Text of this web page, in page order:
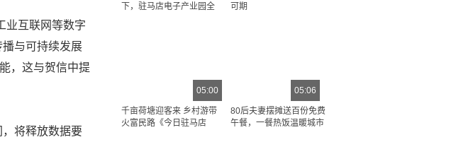
业互联网等数字
与可持续发展
，这与贺信中提
将释放数据要
下，驻马店电子产业园全
可期
05:00
千亩荷塘迎客来 乡村游带
火富民路《今日驻马店
05:06
80后夫妻摆摊送百份免费
午餐，一餐热饭温暖城市